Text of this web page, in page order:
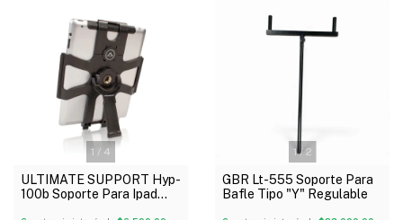
1 / 4
ULTIMATE SUPPORT Hyp-
100b Soporte Para Ipad
1/ 2
GBR Lt-555 Soporte Para
Bafle Tipo "Y" Regulable